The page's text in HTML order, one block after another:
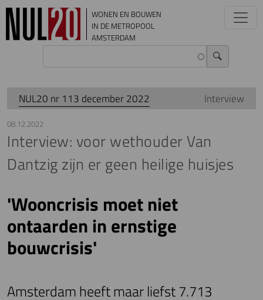
Overslaan en naar de inhoud gaan
WONEN EN BOUWEN
IN DE METROPOOL
AMSTERDAM
NUL20 nr 113 december 2022 Interview
08.12.2022
Interview: voor wethouder Van
Dantzig zijn er geen heilige huisjes
'Wooncrisis moet niet
ontaarden in ernstige
bouwcrisis'
Amsterdam heeft maar liefst 7.713